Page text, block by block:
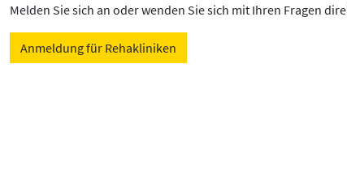
Melden Sie sich an oder wenden Sie sich mit Ihren Fragen
Anmeldung für Rehakliniken